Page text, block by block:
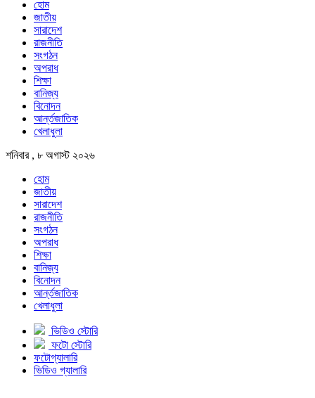
হোম
জাতীয়
সারাদেশ
রাজনীতি
সংগঠন
অপরাধ
শিক্ষা
বানিজ্য
বিনোদন
আর্ন্তজাতিক
খেলাধুলা
শনিবার , ৮ অগাস্ট ২০২৬
হোম
জাতীয়
সারাদেশ
রাজনীতি
সংগঠন
অপরাধ
শিক্ষা
বানিজ্য
বিনোদন
আর্ন্তজাতিক
খেলাধুলা
ভিডিও স্টোরি
ফটো স্টোরি
ফটোগ্যালারি
ভিডিও গ্যালারি